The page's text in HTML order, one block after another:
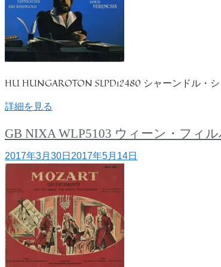
HU HUNGAROTON SLPD12480 シャーンドル・
詳細を見る
GB NIXA WLP5103 ウィーン・フィ
2017年3月30日 2017年5月14日